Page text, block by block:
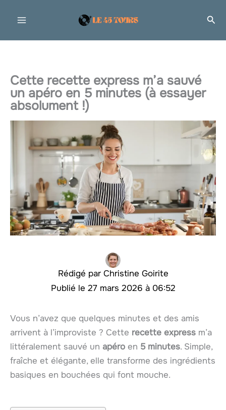
Cette recette express m’a sauvé
un apéro en 5 minutes (à essayer
absolument !)
Christine Goirite
27 mars 2026 à 06:52
Vous n’avez que quelques minutes et des amis
arrivent à l’improviste ? Cette recette express m’a
littéralement sauvé un apéro en 5 minutes. Simple,
fraîche et élégante, elle transforme des ingrédients
basiques en bouchées qui font mouche.